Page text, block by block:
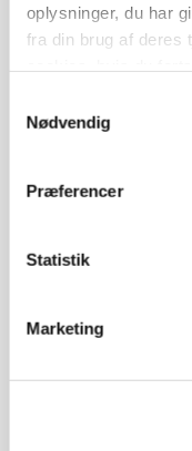
oplysninger, du har
fra din brug af deres
Nødvendig
Præferencer
Statistik
Marketing
6392, Bolderslev
Klimastald
9670, Løgstør